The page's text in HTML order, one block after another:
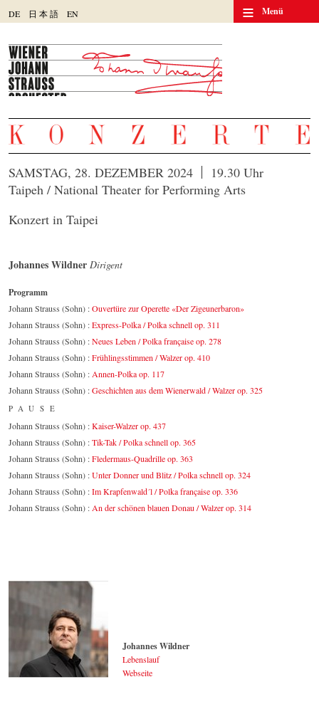
DE 日 本語 EN ≡ Menü
SAMSTAG, 28. DEZEMBER 2024
19.30 Uhr
Taipeh / National Theater for Performing Arts
Konzert in Taipei
Johannes Wildner Dirigent
Programm
Johann Strauss (Sohn) :Ouvertüre zur Operette «Der Zigeunerbaron»
Johann Strauss (Sohn) :Express-Polka / Polka schnell op. 311
Johann Strauss (Sohn) :Neues Leben / Polka française op. 278
Johann Strauss (Sohn) :Frühlingsstimmen / Walzer op. 410
Johann Strauss (Sohn) : Annen-Polka op. 117
Johann Strauss (Sohn) :Geschichten aus dem Wienerwald / Walzer op. 325
PAUSE
Johann Strauss (Sohn) :Kaiser-Walzer op. 437
Johann Strauss (Sohn) :Tik-Tak / Polka schnell op. 365
Johann Strauss (Sohn) :Fledermaus-Quadrille op. 363
Johann Strauss (Sohn) :Unter Donner und Blitz / Polka schnell op. 324
Johann Strauss (Sohn) :Im Krapfenwald´l / Polka française op. 336
Johann Strauss (Sohn) : An der schönen blauen Donau / Walzer op. 314
Johannes Wildner
Lebenslauf
Webseite